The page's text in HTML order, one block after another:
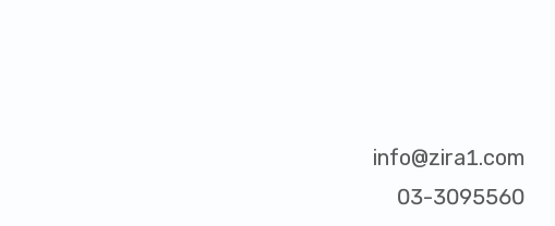
info@zira1.com
03-3095560